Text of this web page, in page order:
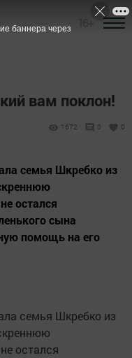
вам поклон!
1672 0 0
семья Шкребко из
остался
сына
помощь на его
семья Шкребко из
остался
баннера через